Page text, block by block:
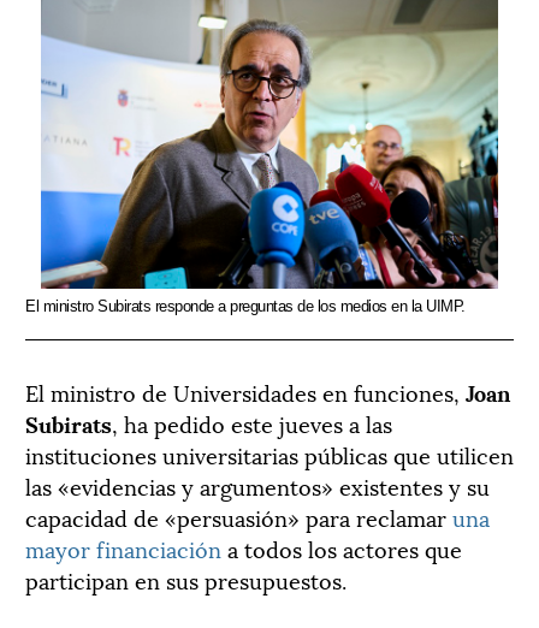
El ministro Subirats responde a preguntas de los medios en la UIMP.
El ministro de Universidades en funciones, Joan
Subirats, ha pedido este jueves a las
instituciones universitarias públicas que utilicen
las «evidencias y argumentos» existentes y su
capacidad de «persuasión» para reclamaruna
mayor financiación a todos los actores que
participan en sus presupuestos.